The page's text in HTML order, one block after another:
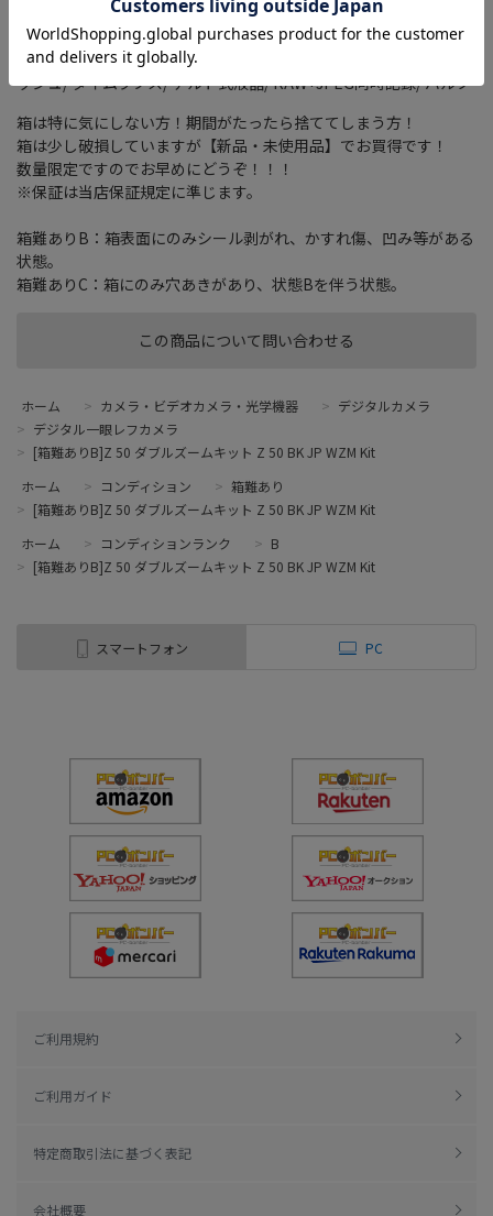
この商品について問い合わせる
ネットワーク： Wi-Fi/Bluetooth 4.2/BLE(Bluetooth Low
Energy)
その他機能： 防塵・防滴/ 自分撮り機能/ タッチパネル/ 内蔵フラ
ッシュ/ タイムラプス/ チルト式液晶/ RAW+JPEG同時記録/ バルブ
箱は特に気にしない方！期間がたったら捨ててしまう方！
箱は少し破損していますが【新品・未使用品】でお買得です！
数量限定ですのでお早めにどうぞ！！！
※保証は当店保証規定に準じます。
箱難ありB：箱表面にのみシール剥がれ、かすれ傷、凹み等がある
状態。
箱難ありC：箱にのみ穴あきがあり、状態Bを伴う状態。
ホーム > カメラ・ビデオカメラ・光学機器 > デジタルカメラ
> デジタル一眼レフカメラ
> [箱難ありB]Z 50 ダブルズームキット Z 50 BK JP WZM Kit
ホーム
> コンディション > 箱難あり
> [箱難ありB]Z 50 ダブルズームキット Z 50 BK JP WZM Kit
ホーム
> コンディションランク > B
> [箱難ありB]Z 50 ダブルズームキット Z 50 BK JP WZM Kit
スマートフォン PC
ご利用規約
ご利用ガイド
特定商取引法に基づく表記
会社概要